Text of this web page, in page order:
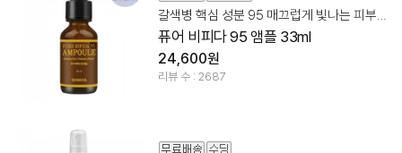
갈색병 핵심 성분 95 매끄럽게 빛나는 피부결
퓨어 비피다 95 앰플 33ml
24,600원
리뷰 수 : 2687